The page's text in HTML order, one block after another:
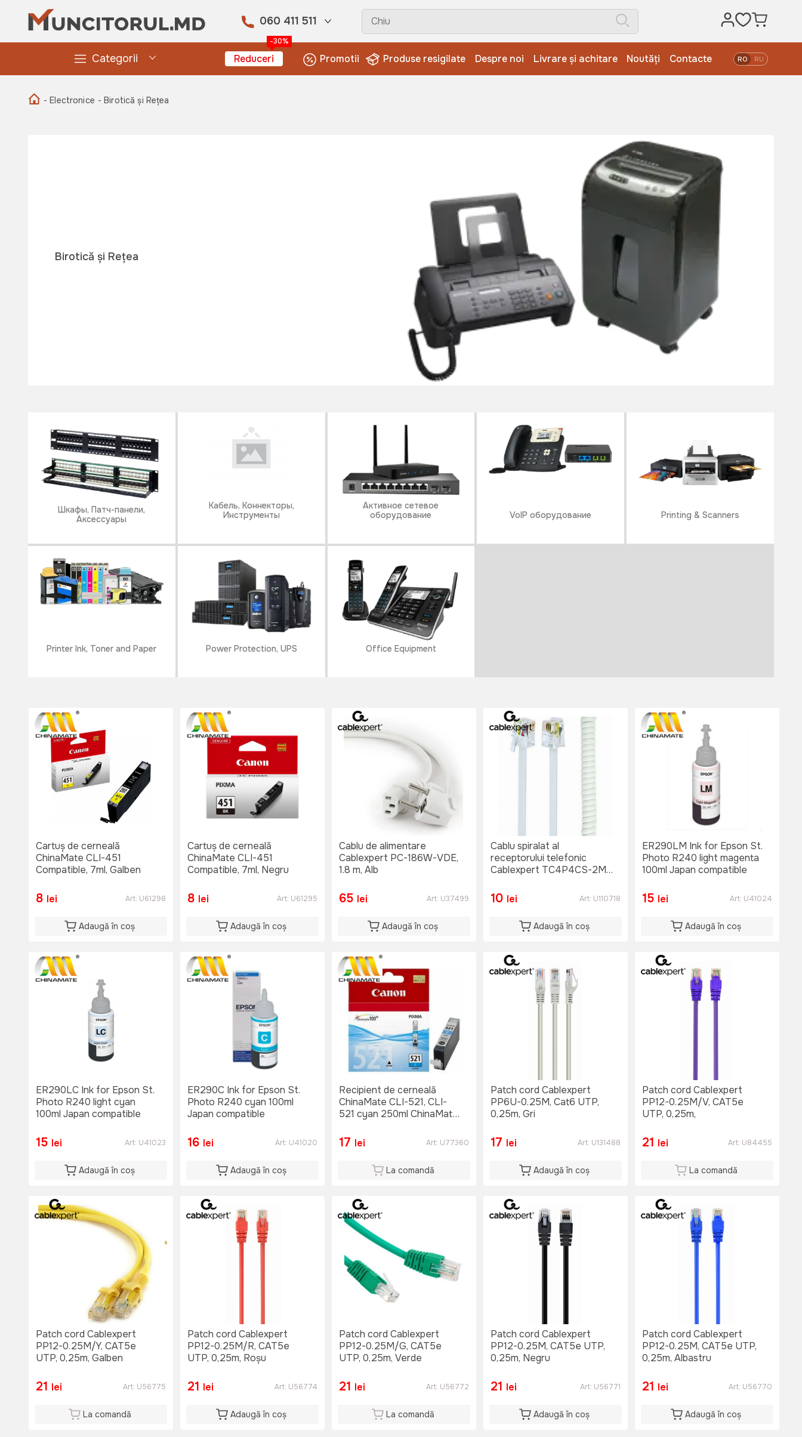
060 411 511
Categorii
-30%
Reduceri Promotii Produse resigilate Despre noi Livrare și achitare Noutăți Contacte RO RU
- Electronice - Birotică și Rețea
Birotică și Rețea
Шкафы, Патч-панели,
Аксессуары
Кабель, Коннекторы,
Инструменты
Активное сетевое
оборудование
VoIP оборудование Printing & Scanners
Printer Ink, Toner and Paper Power Protection, UPS Office Equipment
Cartuș de cerneală
ChinaMate CLI-451
Compatible, 7ml, Galben
8 lei Art: U61298
Adaugă în coș
Cartuș de cerneală
ChinaMate CLI-451
Compatible, 7ml, Negru
8 lei Art: U61295
Adaugă în coș
Cablu de alimentare
Cablexpert PC-186W-VDE,
1.8 m, Alb
65 lei Art: U37499
Adaugă în coș
Cablu spiralat al
receptorului telefonic
Cablexpert TC4P4CS-2M,
10 lei Art: U110718
Adaugă în coș
ER290LM Ink for Epson St.
Photo R240 light magenta
100ml Japan compatible
15 lei Art: U41024
Adaugă în coș
ER290LC Ink for Epson St.
Photo R240 light cyan
100ml Japan compatible
15 lei Art: U41023
Adaugă în coș
ER290C Ink for Epson St.
Photo R240 cyan 100ml
Japan compatible
16 lei Art: U41020
Adaugă în coș
Recipient de cerneală
ChinaMate CLI-521, CLI-
521 cyan 250ml ChinaMate,
17 lei Art: U77360
La comandă
Patch cord Cablexpert
PP6U-0.25M, Cat6 UTP,
0,25m, Gri
17 lei Art: U131488
Adaugă în coș
Patch cord Cablexpert
PP12-0.25M/V, CAT5e
UTP, 0,25m,
21 lei Art: U84455
La comandă
Patch cord Cablexpert
PP12-0.25M/Y, CAT5e
UTP, 0,25m, Galben
21 lei Art: U56775
La comandă
Patch cord Cablexpert
PP12-0.25M/R, CAT5e
UTP, 0,25m, Roșu
21 lei Art: U56774
Adaugă în coș
Patch cord Cablexpert
PP12-0.25M/G, CAT5e
UTP, 0,25m, Verde
21 lei Art: U56772
La comandă
Patch cord Cablexpert
PP12-0.25M, CAT5e UTP,
0,25m, Negru
21 lei Art: U56771
Adaugă în coș
Patch cord Cablexpert
PP12-0.25M, CAT5e UTP,
0,25m, Albastru
21 lei Art: U56770
Adaugă în coș